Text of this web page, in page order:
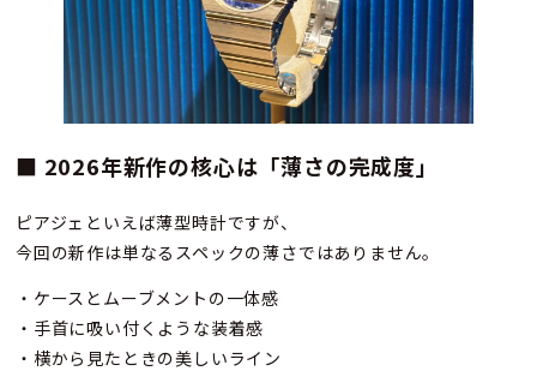
■ 2026年新作の核心は「薄さの完成度」
ピアジェといえば薄型時計ですが、
今回の新作は単なるスペックの薄さではありません。
・ケースとムーブメントの一体感
・手首に吸い付くような装着感
・横から見たときの美しいライン